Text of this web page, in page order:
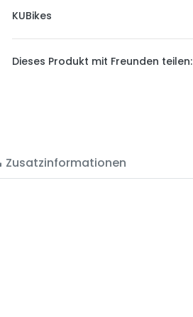
KUBikes
Dieses Produkt mit Freunden teilen:
Zusatzinformationen